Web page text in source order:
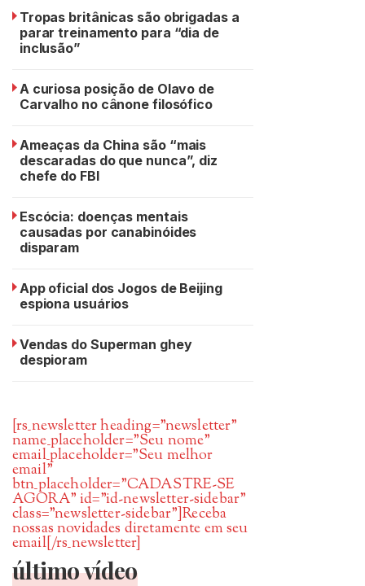
Tropas britânicas são obrigadas a
parar treinamento para “dia de
inclusão”
A curiosa posição de Olavo de
Carvalho no cânone filosófico
Ameaças da China são “mais
descaradas do que nunca”, diz
chefe do FBI
Escócia: doenças mentais
causadas por canabinóides
disparam
App oficial dos Jogos de Beijing
espiona usuários
Vendas do Superman ghey
despioram
[rs_newsletter heading=”newsletter”
name_placeholder=”Seu nome”
email_placeholder=”Seu melhor
email”
btn_placeholder=”CADASTRE-SE
AGORA” id=”id-newsletter-sidebar”
class=”newsletter-sidebar”]Receba
nossas novidades diretamente em seu
email[/rs_newsletter]
último vídeo